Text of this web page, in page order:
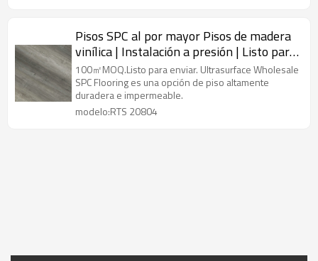
Pisos SPC al por mayor Pisos de madera
vinílica | Instalación a presión | Listo para
enviar | Súper estabilidad IXPE Underpad
minimiza el sonido RTS 20804
100㎡MOQ.Listo para enviar. Ultrasurface Wholesale
SPC Flooring es una opción de piso altamente
duradera e impermeable.
modelo:RTS 20804